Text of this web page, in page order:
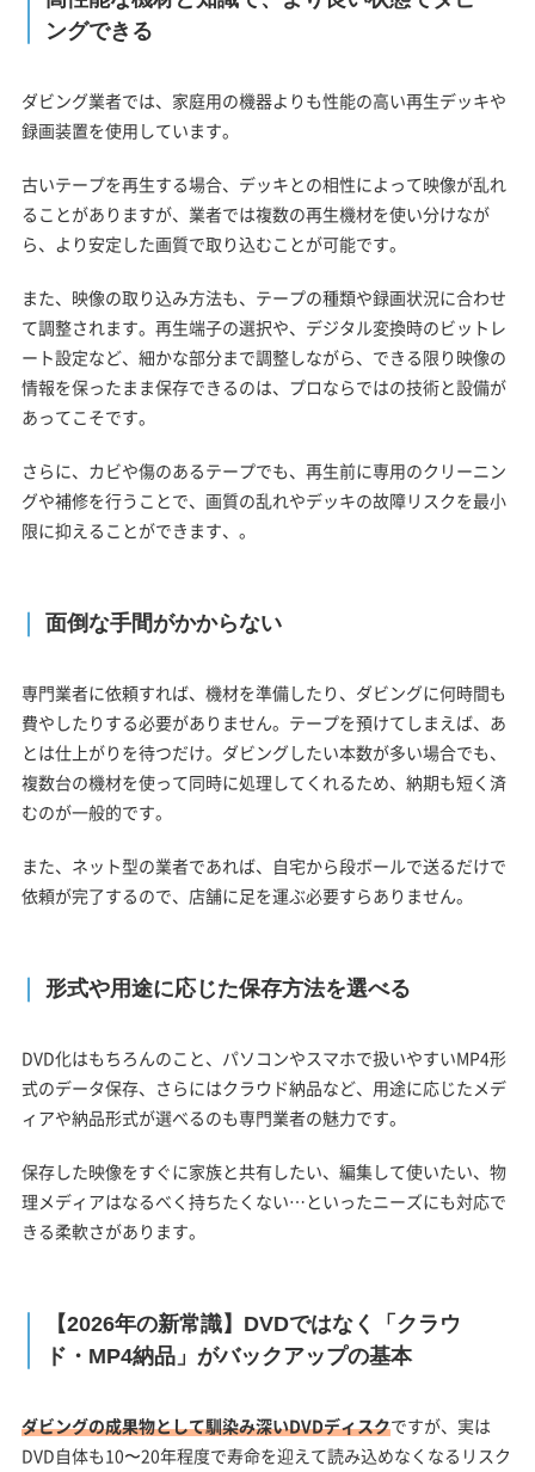
ングできる
ダビング業者では、家庭用の機器よりも性能の高い再生デッキや
録画装置を使用しています。
古いテープを再生する場合、デッキとの相性によって映像が乱れ
ることがありますが、業者では複数の再生機材を使い分けなが
ら、より安定した画質で取り込むことが可能です。
また、映像の取り込み方法も、テープの種類や録画状況に合わせ
て調整されます。再生端子の選択や、デジタル変換時のビットレ
ート設定など、細かな部分まで調整しながら、できる限り映像の
情報を保ったまま保存できるのは、プロならではの技術と設備が
あってこそです。
さらに、カビや傷のあるテープでも、再生前に専用のクリーニン
グや補修を行うことで、画質の乱れやデッキの故障リスクを最小
限に抑えることができます、。
面倒な手間がかからない
専門業者に依頼すれば、機材を準備したり、ダビングに何時間も
費やしたりする必要がありません。テープを預けてしまえば、あ
とは仕上がりを待つだけ。ダビングしたい本数が多い場合でも、
複数台の機材を使って同時に処理してくれるため、納期も短く済
むのが一般的です。
また、ネット型の業者であれば、自宅から段ボールで送るだけで
依頼が完了するので、店舗に足を運ぶ必要すらありません。
形式や用途に応じた保存方法を選べる
DVD化はもちろんのこと、パソコンやスマホで扱いやすいMP4形
式のデータ保存、さらにはクラウド納品など、用途に応じたメデ
ィアや納品形式が選べるのも専門業者の魅力です。
保存した映像をすぐに家族と共有したい、編集して使いたい、物
理メディアはなるべく持ちたくない…といったニーズにも対応で
きる柔軟さがあります。
【2026年の新常識】DVDではなく「クラウ
ド・MP4納品」がバックアップの基本
ダビングの成果物として馴染み深いDVDディスクですが、実は
DVD自体も10〜20年程度で寿命を迎えて読み込めなくなるリスク